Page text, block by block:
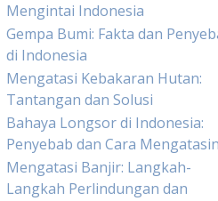
Mengintai Indonesia
Gempa Bumi: Fakta dan
di Indonesia
Mengatasi Kebakaran Hutan:
Tantangan dan Solusi
Bahaya Longsor di Indonesia:
Penyebab dan Cara
Mengatasi Banjir: Langkah-
Langkah Perlindungan dan